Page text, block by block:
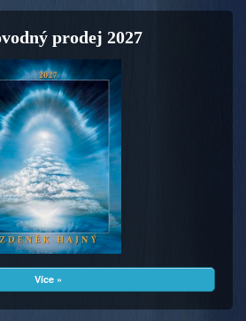
prodej 2027
Více »